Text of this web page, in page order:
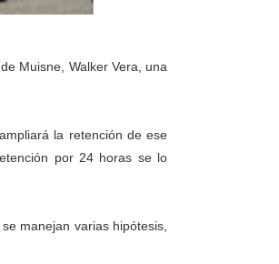
Muisne, Walker Vera, una
la retención de ese
por 24 horas se lo
manejan varias hipótesis,